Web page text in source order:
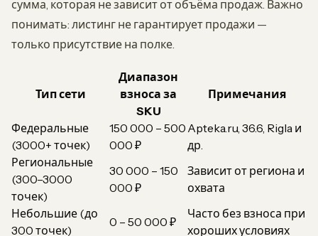
сумма, которая не зависит от объёма продаж. Важно
понимать: листинг не гарантирует продажи —
только присутствие на полке.
Тип сети
Диапазон
взноса за
SKU
Примечания
Федеральные
(3000+ точек)
150 000 – 500
000 ₽
Apteka.ru, 36.6, Rigla и
др.
Региональные
(300–3000
точек)
30 000 – 150
000 ₽
Зависит от региона и
охвата
Небольшие (до
300 точек)
0 – 50 000 ₽
Часто без взноса при
хороших условиях